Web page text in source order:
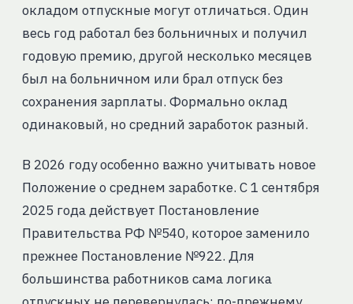
окладом отпускные могут отличаться. Один
весь год работал без больничных и получил
годовую премию, другой несколько месяцев
был на больничном или брал отпуск без
сохранения зарплаты. Формально оклад
одинаковый, но средний заработок разный.
В 2026 году особенно важно учитывать новое
Положение о среднем заработке. С 1 сентября
2025 года действует Постановление
Правительства РФ №540, которое заменило
прежнее Постановление №922. Для
большинства работников сама логика